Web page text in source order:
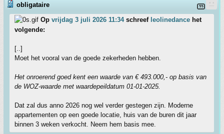
obligataire
Op vrijdag 3 juli 2026 11:34schreef leolinedance het
volgende:
[..]
Moet het vooral van de goede zekerheden hebben.
Het onroerend goed kent een waarde van € 493.000,- op basis van
de WOZ-waarde met waardepeildatum 01-01-2025.
Dat zal dus anno 2026 nog wel verder gestegen zijn. Moderne
appartementen op een goede locatie, huis van de buren dit jaar
binnen 3 weken verkocht. Neem hem basis mee.